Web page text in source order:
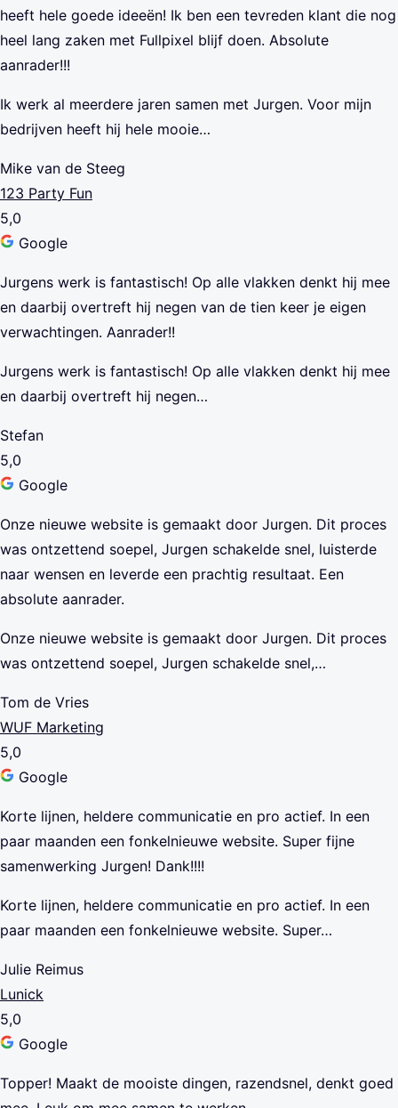
heeft hele goede ideeën! Ik ben een tevreden klant die nog
heel lang zaken met Fullpixel blijf doen. Absolute
aanrader!!!
Ik werk al meerdere jaren samen met Jurgen. Voor mijn
bedrijven heeft hij hele mooie…
Mike van de Steeg
123 Party Fun
5,0
Google
Jurgens werk is fantastisch! Op alle vlakken denkt hij mee
en daarbij overtreft hij negen van de tien keer je eigen
verwachtingen. Aanrader!!
Jurgens werk is fantastisch! Op alle vlakken denkt hij mee
en daarbij overtreft hij negen…
Stefan
5,0
Google
Onze nieuwe website is gemaakt door Jurgen. Dit proces
was ontzettend soepel, Jurgen schakelde snel, luisterde
naar wensen en leverde een prachtig resultaat. Een
absolute aanrader.
Onze nieuwe website is gemaakt door Jurgen. Dit proces
was ontzettend soepel, Jurgen schakelde snel,…
Tom de Vries
WUF Marketing
5,0
Google
Korte lijnen, heldere communicatie en pro actief. In een
paar maanden een fonkelnieuwe website. Super fijne
samenwerking Jurgen! Dank!!!!
Korte lijnen, heldere communicatie en pro actief. In een
paar maanden een fonkelnieuwe website. Super…
Julie Reimus
Lunick
5,0
Google
Topper! Maakt de mooiste dingen, razendsnel, denkt goed